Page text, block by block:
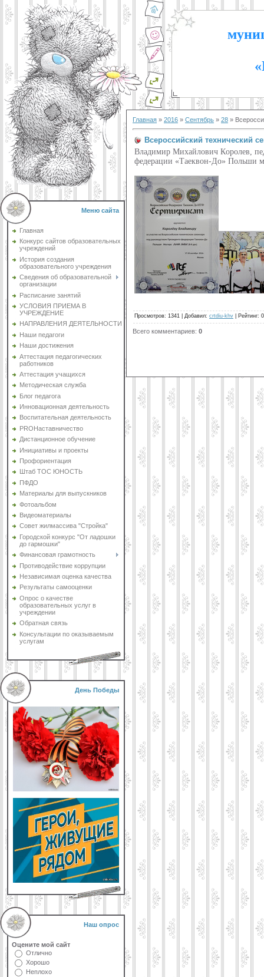
Меню сайта
Главная
Конкурс сайтов образовательных
учреждений
История создания
образовательного учреждения
Сведения об образовательной
организации
Расписание занятий
УСЛОВИЯ ПРИЕМА В
УЧРЕЖДЕНИЕ
НАПРАВЛЕНИЯ ДЕЯТЕЛЬНОСТИ
Наши педагоги
Наши достижения
Аттестация педагогических
работников
Аттестация учащихся
Методическая служба
Блог педагога
Инновационная деятельность
Воспитательная деятельность
PROНаставничество
Дистанционное обучение
Инициативы и проекты
Профориентация
Штаб ТОС ЮНОСТЬ
ПФДО
Материалы для выпускников
Фотоальбом
Видеоматериалы
Совет жилмассива "Стройка"
Городской конкурс "От ладошки
до гармошки"
Финансовая грамотность
Противодействие коррупции
Независимая оценка качества
Результаты самооценки
Опрос о качестве
образовательных услуг в
учреждении
Обратная связь
Консультации по оказываемым
услугам
День Победы
Наш опрос
Оцените мой сайт
Отлично
Хорошо
Неплохо
Главная » 2016 » Сентябрь » 28 »
Всероссийский технический
Владимир Михайлович Королев,
федерации «Таеквон-До» Польши
Просмотров: 1341 Добавил: crtdiu-khv Рейтинг:
Всего комментариев: 0